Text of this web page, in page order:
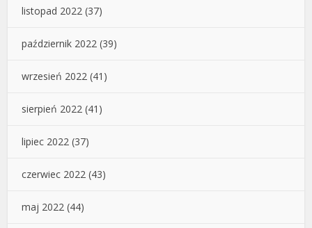
listopad 2022 (37)
październik 2022 (39)
wrzesień 2022 (41)
sierpień 2022 (41)
lipiec 2022 (37)
czerwiec 2022 (43)
maj 2022 (44)